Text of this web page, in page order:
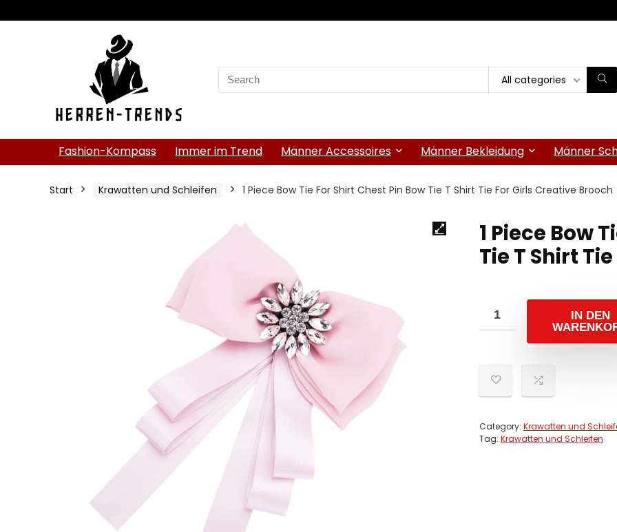
Search
for:
All categories
Fashion-Kompass Immer im Trend Männer Accessoires Männer Bekleidung Männer
Start Krawatten und Schleifen 1 Piece Bow Tie For Shirt Chest Pin Bow Tie T Shirt Tie For Girls Creative Brooch
1 Piece Bow
Tie T Shirt
IN DEN
Category: Krawatten und
Tag: Krawatten und Schleifen